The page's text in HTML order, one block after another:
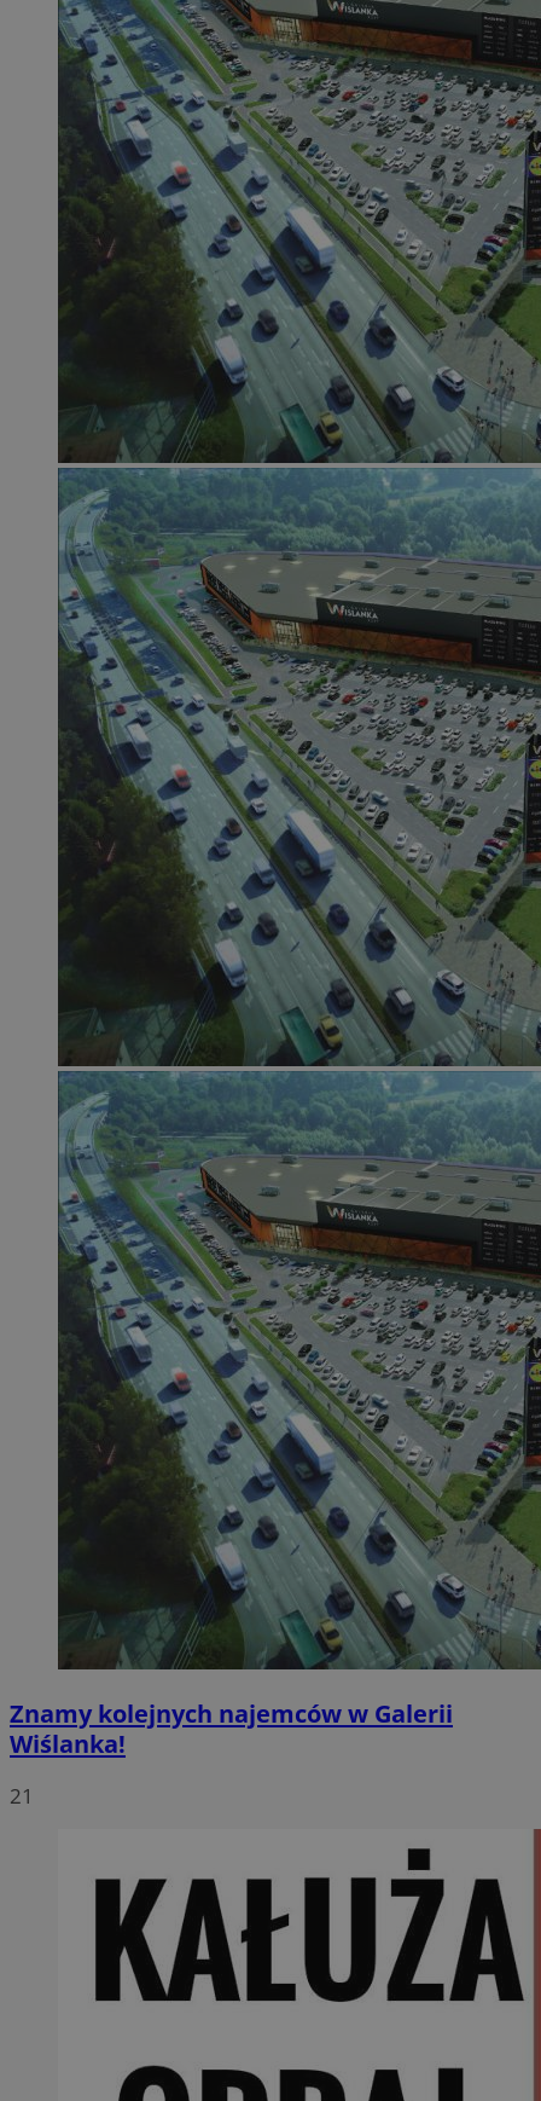
Znamy kolejnych najemców w Galerii
Wiślanka!
21